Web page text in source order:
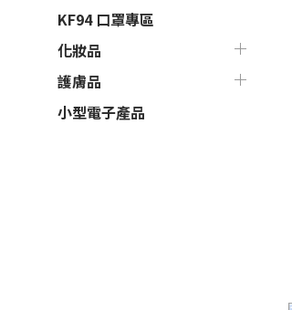
KF94 口罩專區
化妝品
護膚品
小型電子產品